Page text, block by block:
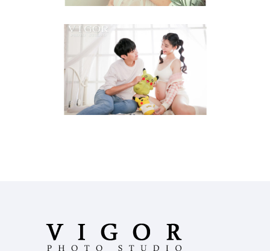
有你真好
孕婦照